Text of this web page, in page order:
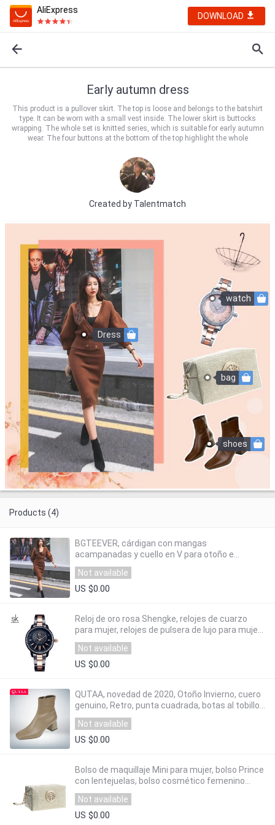
AliExpress
DOWNLOAD
Early autumn dress
This product is a pullover skirt. The top is loose and belongs to the batshirt
type. It can be worn with a small vest inside. The lower skirt is buttocks
wrapping. The whole set is knitted series, which is suitable for early autumn
wear. The four buttons at the bottom of the top highlight the whole
Created by Talentmatch
Dress
watch
shoes
bag
Products (4)
BGTEEVER, cárdigan con mangas
acampanadas y cuello en V para otoño e
invierno, paquete de faldas tejidas para mujer,
conjunto de 2 piezas, suéter para mujer, trajes
2020
Not available
US $0.00
Reloj de oro rosa Shengke, relojes de cuarzo
para mujer, relojes de pulsera de lujo para mujer
de marca superior, reloj femenino para chica,
reloj femenino
Not available
US $0.00
QUTAA, novedad de 2020, Otoño Invierno, cuero
genuino, Retro, punta cuadrada, botas al tobillo
con cremallera, tacón cuadrado, todos
coinciden con los zapatos de mujer, talla 34-39
Not available
US $0.00
Bolso de maquillaje Mini para mujer, bolso Prince
con lentejuelas, bolso cosmético femenino
dorado brillante, bolso de señora, bolsa de
maquillaje principal
Not available
US $0.00